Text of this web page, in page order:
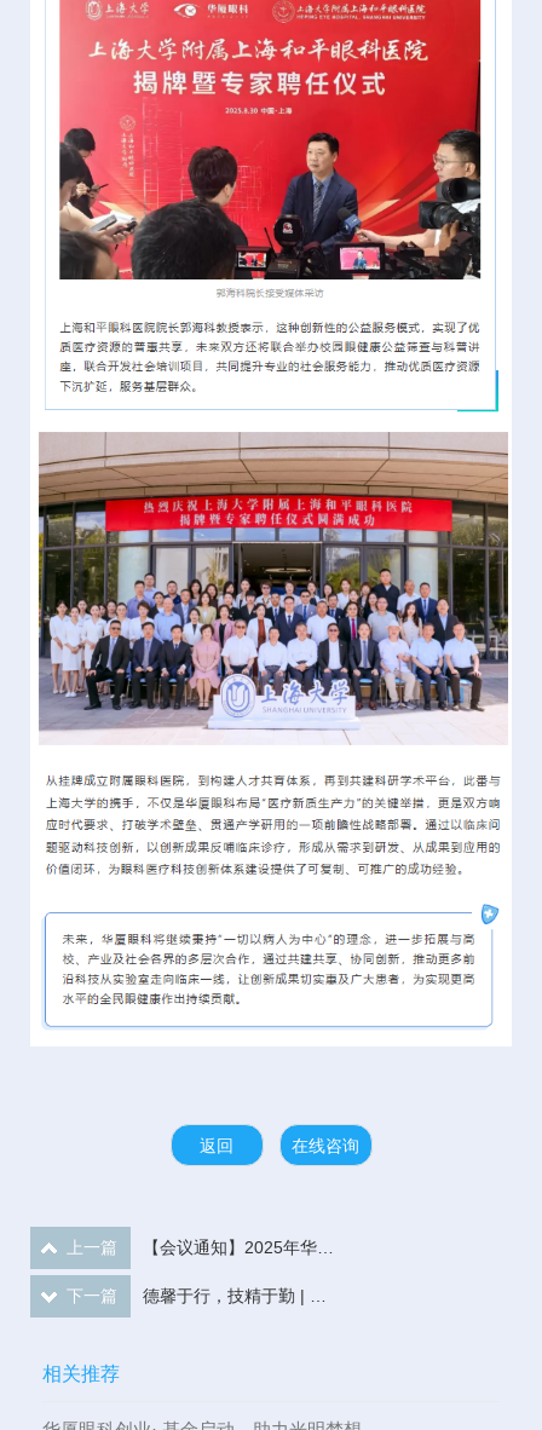
返回 在线咨询
上一篇 【会议通知】2025年华厦屈光国际论坛——暨厦门市级继续医学教育项目“屈光手术新进展学习班”
下一篇 德馨于行，技精于勤 | 华厦眼科2025中国医师节庆祝暨表彰大会成功举办
相关推荐